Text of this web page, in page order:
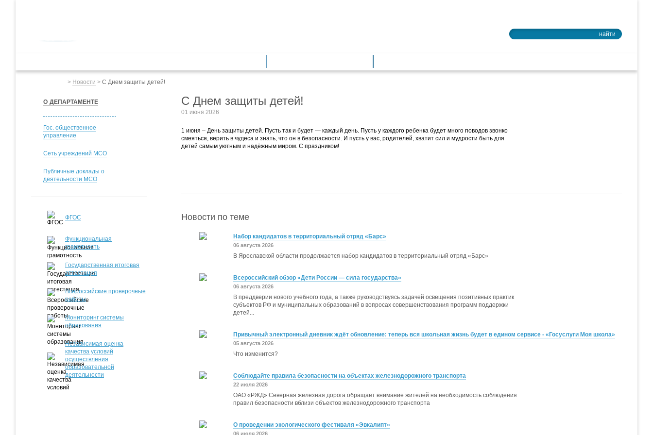
найти
> Новости > С Днем защиты детей!
С Днем защиты детей!
01 июня 2026
1 июня – День защиты детей. Пусть так и будет — каждый день. Пусть у каждого ребенка будет много поводов звонко
смеяться, верить в чудеса и знать, что он в безопасности. И пусть у вас, родителей, хватит сил и мудрости быть для
детей самым уютным и надёжным миром. С праздником!
Новости по теме
Набор кандидатов в территориальный отряд «Барс»
06 августа 2026
В Ярославской области продолжается набор кандидатов в территориальный отряд «Барс»
Всероссийский обзор «Дети России — сила государства»
06 августа 2026
В преддверии нового учебного года, а также руководствуясь задачей освещения позитивных практик
субъектов РФ и муниципальных образований в вопросах совершенствования программ поддержки
детей...
Привычный электронный дневник ждёт обновление: теперь вся школьная жизнь будет в едином сервисе - «Госуслуги Моя школа»
05 августа 2026
Что изменится?
Соблюдайте правила безопасности на объектах железнодорожного транспорта
22 июля 2026
ОАО «РЖД» Северная железная дорога обращает внимание жителей на необходимость соблюдения
правил безопасности вблизи объектов железнодорожного транспорта
О проведении экологического фестиваля «Эвкалипт»
06 июля 2026
О ДЕПАРТАМЕНТЕ
Гос. общественное
управление
Сеть учреждений МСО
Публичные доклады о
деятельности МСО
ФГОС
Функциональная
грамотность
Государственная итоговая
аттестация
Всероссийские проверочные
работы
Мониторинг системы
образования
Независимая оценка
качества условий
осуществления
образовательной
деятельности